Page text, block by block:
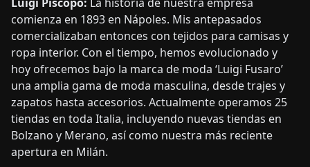
comienza en 1893 en Nápoles. Mis antepasados
comercializaban entonces con tejidos para camisas y
ropa interior. Con el tiempo, hemos evolucionado y
hoy ofrecemos bajo la marca de moda ‘Luigi Fusaro’
una amplia gama de moda masculina, desde trajes y
zapatos hasta accesorios. Actualmente operamos 25
tiendas en toda Italia, incluyendo nuevas tiendas en
Bolzano y Merano, así como nuestra más reciente
apertura en Milán.